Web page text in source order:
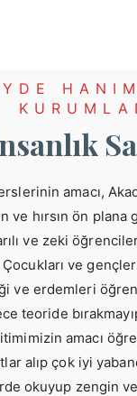
amacı,
ve hırsın ön
ve zeki
ve
ve erdemleri
teoride
amacı
alıp çok iyi
okuyup zengin ve